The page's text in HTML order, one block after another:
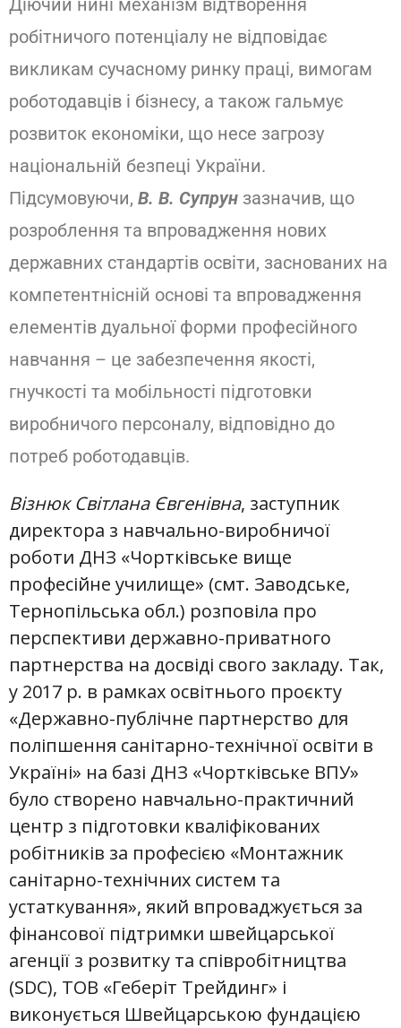
Діючий нині механізм відтворення
робітничого потенціалу не відповідає
викликам сучасному ринку праці, вимогам
роботодавців і бізнесу, а також гальмує
розвиток економіки, що несе загрозу
національній безпеці України.
Підсумовуючи, В. В. Супрун зазначив, що
розроблення та впровадження нових
державних стандартів освіти, заснованих на
компетентнісній основі та впровадження
елементів дуальної форми професійного
навчання – це забезпечення якості,
гнучкості та мобільності підготовки
виробничого персоналу, відповідно до
потреб роботодавців.
Візнюк Світлана Євгенівна, заступник
директора з навчально-виробничої
роботи ДНЗ «Чортківське вище
професійне училище» (смт. Заводське,
Тернопільська обл.) розповіла про
перспективи державно-приватного
партнерства на досвіді свого закладу. Так,
у 2017 р. в рамках освітнього проєкту
«Державно-публічне партнерство для
поліпшення санітарно-технічної освіти в
Україні» на базі ДНЗ «Чортківське ВПУ»
було створено навчально-практичний
центр з підготовки кваліфікованих
робітників за професією «Монтажник
санітарно-технічних систем та
устаткування», який впроваджується за
фінансової підтримки швейцарської
агенції з розвитку та співробітництва
(SDC), ТОВ «Геберіт Трейдинг» і
виконується Швейцарською фундацією